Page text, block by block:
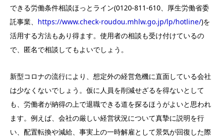
できる労働条件相談ほっとライン(0120-811-610、厚生労働省委
託事業、 https://www.check-roudou.mhlw.go.jp/lp/hotline/)を
活用する方法もあり得ます。使用者の相談も受け付けているの
で、匿名で相談してもよいでしょう。
新型コロナの流行により、想定外の経営危機に直面している会社
は少なくないでしょう。仮に人員を削減せざるを得ないとして
も、労働者が納得の上で退職できる道を探るほうがよいと思われ
ます。例えば、会社の厳しい経営状況について真摯に説明を行
い、配置転換や減給、事実上の一時解雇として景気が回復した際